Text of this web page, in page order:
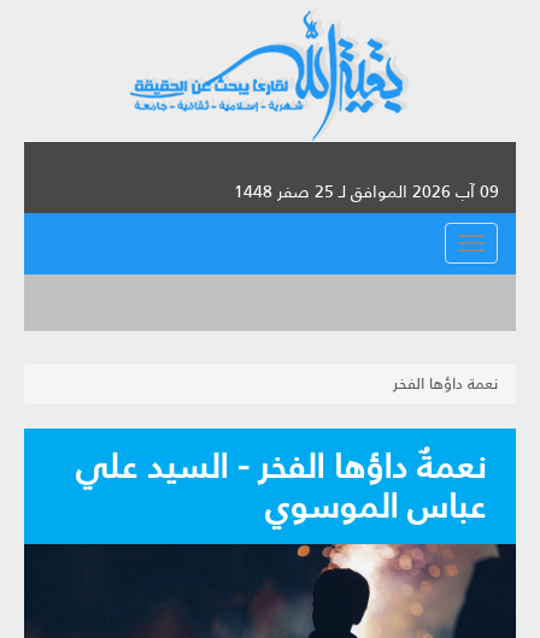
09 آب 2026 الموافق لـ 25 صفر 1448
القائمة
نعمة داؤها الفخر
نعمةٌ داؤها الفخر - السيد علي
عباس الموسوي